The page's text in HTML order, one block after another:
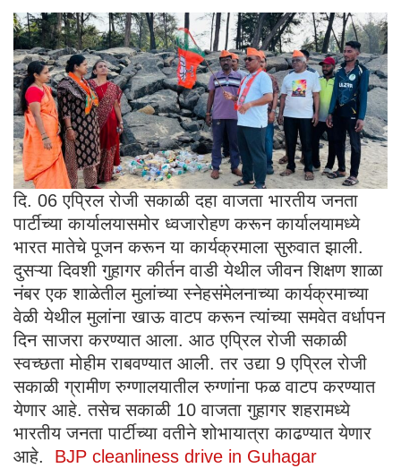
दि. 06 एप्रिल रोजी सकाळी दहा वाजता भारतीय जनता
पार्टीच्या कार्यालयासमोर ध्वजारोहण करून कार्यालयामध्ये
भारत मातेचे पूजन करून या कार्यक्रमाला सुरुवात झाली.
दुसऱ्या दिवशी गुहागर कीर्तन वाडी येथील जीवन शिक्षण शाळा
नंबर एक शाळेतील मुलांच्या स्नेहसंमेलनाच्या कार्यक्रमाच्या
वेळी येथील मुलांना खाऊ वाटप करून त्यांच्या समवेत वर्धापन
दिन साजरा करण्यात आला. आठ एप्रिल रोजी सकाळी
स्वच्छता मोहीम राबवण्यात आली. तर उद्या 9 एप्रिल रोजी
सकाळी ग्रामीण रुग्णालयातील रुग्णांना फळ वाटप करण्यात
येणार आहे. तसेच सकाळी 10 वाजता गुहागर शहरामध्ये
भारतीय जनता पार्टीच्या वतीने शोभायात्रा काढण्यात येणार
आहे. BJP cleanliness drive in Guhagar